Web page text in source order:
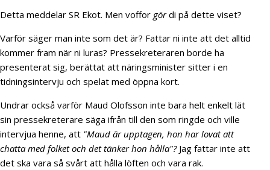
Detta meddelar SR Ekot. Men voffor gördi på dette viset?
Varför säger man inte som det är? Fattar ni inte att det alltid
kommer fram när ni luras? Pressekreteraren borde ha
presenterat sig, berättat att näringsminister sitter i en
tidningsintervju och spelat med öppna kort.
Undrar också varför Maud Olofsson inte bara helt enkelt lät
sin pressekreterare säga ifrån till den som ringde och ville
intervjua henne, att "Maud är upptagen, hon har lovat att
chatta med folket och det tänker hon hålla"?Jag fattar inte att
det ska vara så svårt att hålla löften och vara rak.